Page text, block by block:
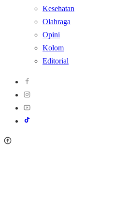
Kesehatan
Olahraga
Opini
Kolom
Editorial